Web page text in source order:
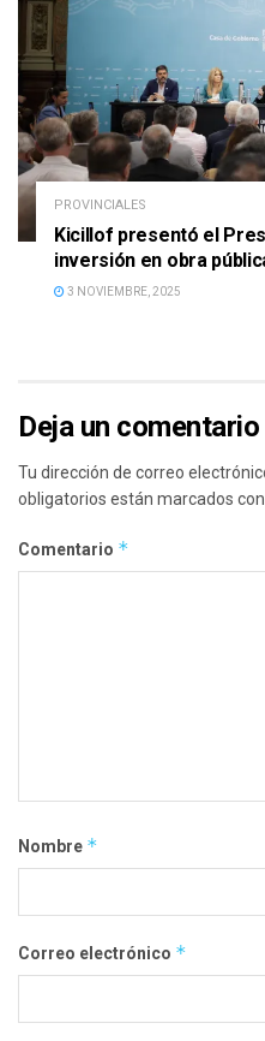
PROVINCIALES
Kicillof presentó el
inversión en obra
3 NOVIEMBRE, 2025
Deja un comentario
Tu dirección de correo
obligatorios están marcados con
Comentario *
Nombre *
Correo electrónico *